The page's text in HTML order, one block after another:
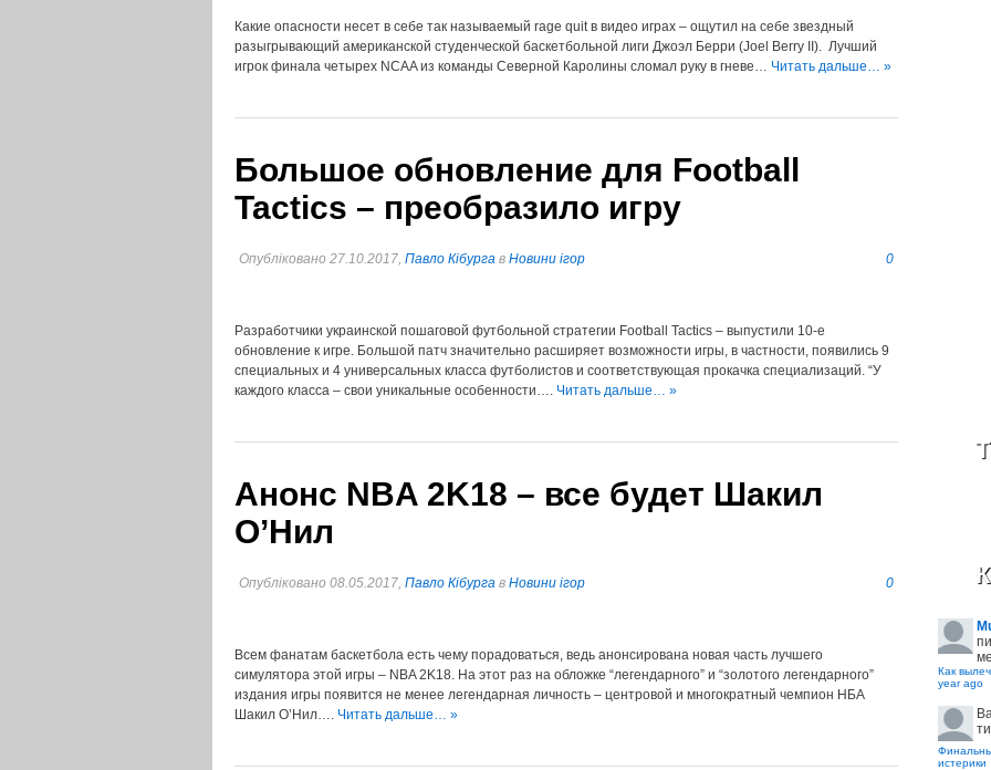
Какие опасности несет в себе так называемый rage quit в видео играх – ощутил на себе звездный
разыгрывающий американской студенческой баскетбольной лиги Джоэл Берри (Joel Berry II). Лучший
игрок финала четырех NCAA из команды Северной Каролины сломал руку в гневе… Читать дальше… »
Большое обновление для Football
Tactics – преобразило игру
Опубліковано 27.10.2017, Павло Кібурга в Новини ігор 0
Разработчики украинской пошаговой футбольной стратегии Football Tactics – выпустили 10-е
обновление к игре. Большой патч значительно расширяет возможности игры, в частности, появились 9
специальных и 4 универсальных класса футболистов и соответствующая прокачка специализаций. “У
каждого класса – свои уникальные особенности…. Читать дальше… »
Анонс NBA 2K18 – все будет Шакил
О’Нил
Опубліковано 08.05.2017, Павло Кібурга в Новини ігор 0
Всем фанатам баскетбола есть чему порадоваться, ведь анонсирована новая часть лучшего
симулятора этой игры – NBA 2K18. На этот раз на обложке “легендарного” и “золотого легендарного”
издания игры появится не менее легендарная личность – центровой и многократный чемпион НБА
Шакил О’Нил…. Читать дальше… »
Как
year ago
истерики